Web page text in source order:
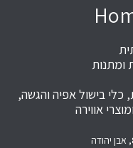
ומתנות
כלי בישול אפיה והגשה,
אווירה